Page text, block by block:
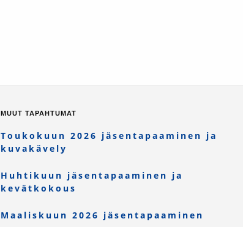
MUUT TAPAHTUMAT
Toukokuun 2026 jäsentapaaminen ja
kuvakävely
Huhtikuun jäsentapaaminen ja
kevätkokous
Maaliskuun 2026 jäsentapaaminen